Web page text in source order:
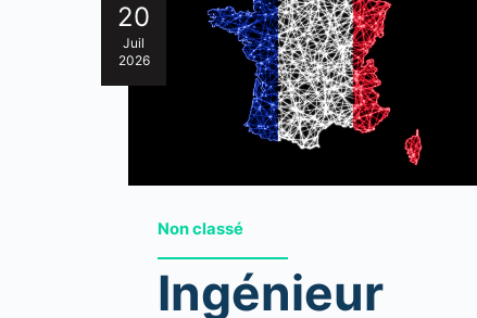
20
Juil
2026
Non classé
Ingénieur